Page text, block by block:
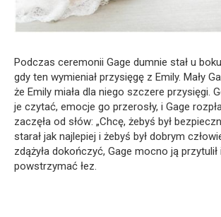
Podczas ceremonii Gage dumnie stał u
gdy ten wymieniał przysięgę z Emily. Mały
że Emily miała dla niego szczere przysięgi.
je czytać, emocje go przerosły, i Gage
zaczęła od słów: „Chcę, żebyś był
starał jak najlepiej i żebyś był dobrym
zdążyła dokończyć, Gage mocno ją przytulił
powstrzymać łez.